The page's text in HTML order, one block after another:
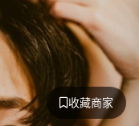
收藏商家